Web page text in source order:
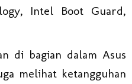
Intel Boot Guard,
di bagian dalam Asus
melihat ketangguhan